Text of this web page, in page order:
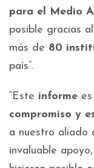
para el Medio
posible gracias
más de 80
país”.
“Este informe
compromiso y
a nuestro aliado
invaluable